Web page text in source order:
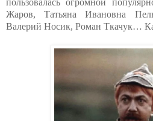
Жаров, Татьяна Ивановна
Валерий Носик, Роман Ткачук…